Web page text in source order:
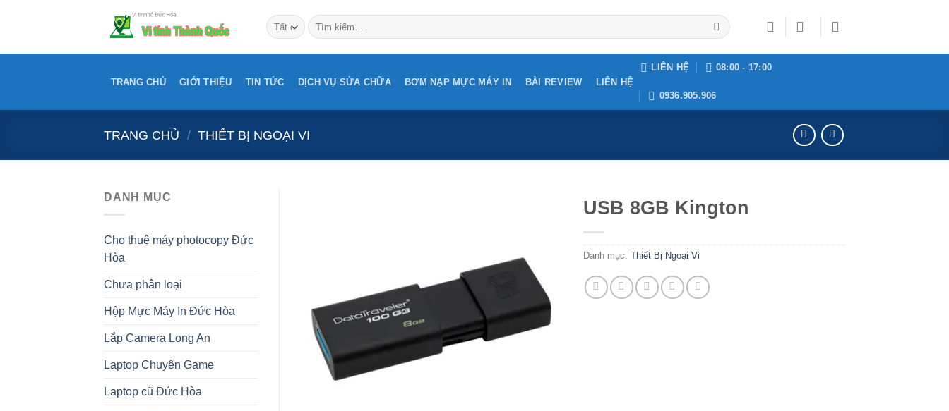
Tìm
kiếm:
TRANG CHỦ GIỚI THIỆU TIN TỨC DỊCH VỤ SỬA CHỮA BƠM NẠP MỰC MÁY IN BÀI REVIEW LIÊN HỆ
LIÊN HỆ 08:00 - 17:00
0936.905.906
TRANG CHỦ / THIẾT BỊ NGOẠI VI
DANH MỤC
Cho thuê máy photocopy Đức
Hòa
Chưa phân loại
Hộp Mực Máy In Đức Hòa
Lắp Camera Long An
Laptop Chuyên Game
Laptop cũ Đức Hòa
USB 8GB Kington
Danh mục:Thiết Bị Ngoại Vi